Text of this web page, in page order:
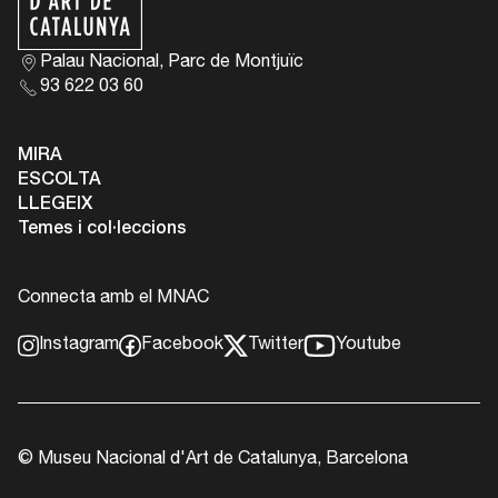
Palau Nacional, Parc de Montjuïc
93 622 03 60
MIRA
ESCOLTA
LLEGEIX
Temes i col·leccions
Connecta amb el MNAC
Instagram Facebook Twitter Youtube
© Museu Nacional d'Art de Catalunya, Barcelona